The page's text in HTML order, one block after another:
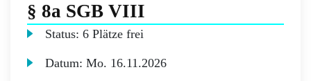
§ 8a SGB VIII
Status:6 Plätze frei
Datum:Mo. 16.11.2026